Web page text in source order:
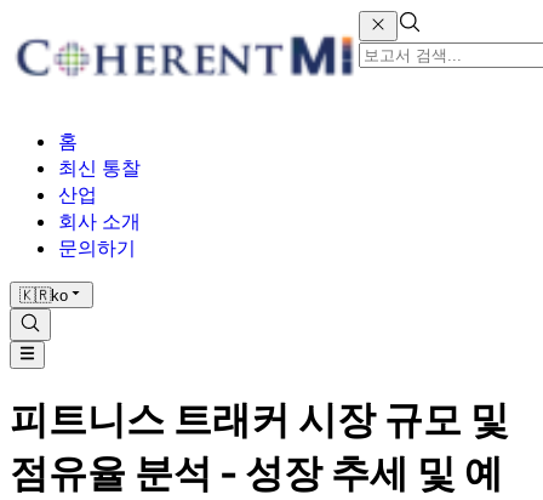
홈
최신 통찰
산업
회사 소개
문의하기
🇰🇷ko
피트니스 트래커 시장 규모 및
점유율 분석 - 성장 추세 및 예